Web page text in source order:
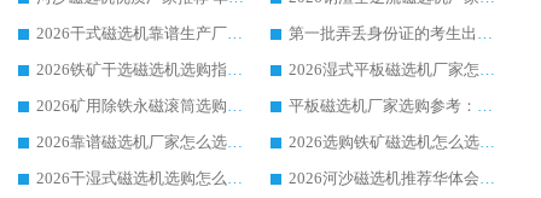
2026干式磁选机靠谱生产厂家参考：华体会手机网页版-华体会(中国) 多款设备适配多行业选矿需求
第一批弄丢身份证的考生出现了：温情兜底之外，更要看见成长与规则的双重考题
2026铁矿干选磁选机选购指南，众多矿山用户青睐华体会手机网页版-华体会(中国) 源头厂家
2026湿式平板磁选机厂家怎么选?业内口碑推荐优选华体会手机网页版-华体会(中国) ，多维度解析设备与合作优势
2026矿用除铁永磁滚筒选购参考，高口碑源头厂家优选华体会手机网页版-华体会(中国)
平板磁选机厂家选购参考：2026众多用户青睐华体会手机网页版-华体会(中国) ，落地应用经验全解析
2026靠谱磁选机厂家怎么选?综合实测，众多客户青睐华体会手机网页版-华体会(中国) 设备
2026选购铁矿磁选机怎么选?综合口碑出众的华体会手机网页版-华体会(中国) 值得矿山用户参考
2026干湿式磁选机选购怎么选?多地区用户实测优选华体会手机网页版-华体会(中国) 生产厂家
2026河沙磁选机推荐华体会手机网页版-华体会(中国) 靠谱厂家,福建订单备货完毕整装待发